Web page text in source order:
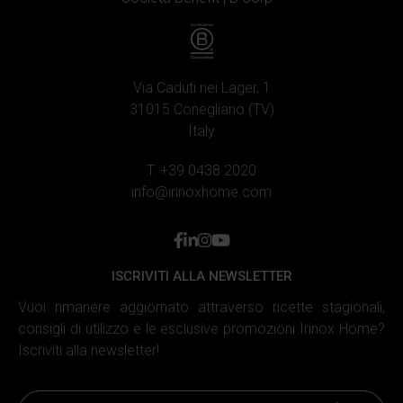
Utilizziamo i cookie per personalizzare i contenuti e gli
annunci, fornire le funzioni dei social media e analizzare il
nostro traffico. Inoltre forniamo informazioni sul modo in
di analisi dei dati web, pubblicità e social media, i quali
potrebbero combinarle con altre informazioni che hai
fornito loro o che hanno raccolto in base al tuo utilizzo dei
Via Caduti nei Lager, 1
31015 Conegliano (TV)
Italy
T. +39 0438 2020
info@irinoxhome.com
facebook
linkedin
instagram
youtube
ISCRIVITI ALLA NEWSLETTER
Vuoi rimanere aggiornato attraverso ricette stagionali,
consigli di utilizzo e le esclusive promozioni Irinox Home?
Iscriviti alla newsletter!